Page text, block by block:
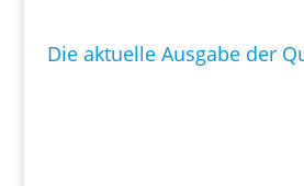
Die aktuelle Ausgabe der